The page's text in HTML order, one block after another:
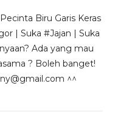
Biru Garis Keras
| Suka #Jajan | Suka
Ada yang mau
? Boleh banget!
^^